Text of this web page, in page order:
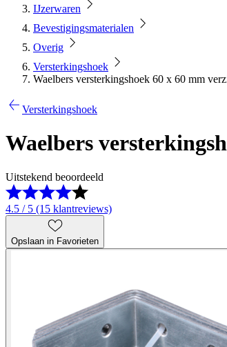
IJzerwaren
Bevestigingsmaterialen
Overig
Versterkingshoek
Waelbers versterkingshoek 60 x 60 mm
Versterkingshoek
Waelbers
Uitstekend beoordeeld
4.5 / 5 (15 klantreviews)
Opslaan in Favorieten